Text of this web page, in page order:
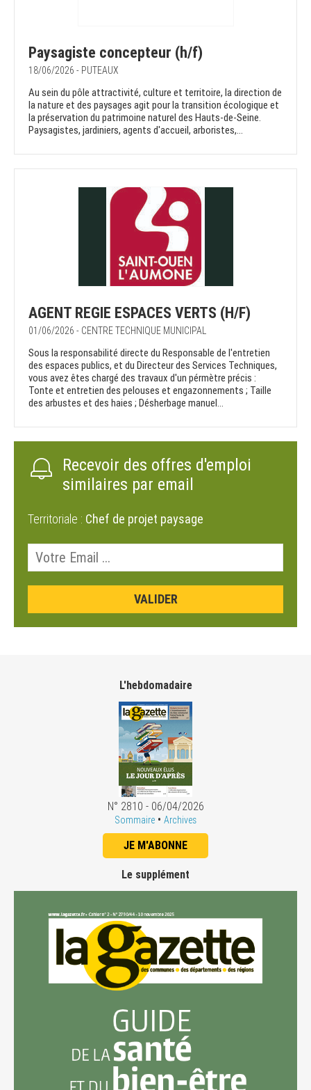
Paysagiste concepteur (h/f)
18/06/2026 - PUTEAUX
Au sein du pôle attractivité, culture et territoire, la direction de
la nature et des paysages agit pour la transition écologique et
la préservation du patrimoine naturel des Hauts-de-Seine.
Paysagistes, jardiniers, agents d'accueil, arboristes,...
AGENT REGIE ESPACES VERTS (H/F)
01/06/2026 - CENTRE TECHNIQUE MUNICIPAL
Sous la responsabilité directe du Responsable de l'entretien
des espaces publics, et du Directeur des Services Techniques,
vous avez êtes chargé des travaux d'un pérmètre précis :
Tonte et entretien des pelouses et engazonnements ; Taille
des arbustes et des haies ; Désherbage manuel...
Recevoir des offres d'emploi
similaires par email
Territoriale : Chef de projet paysage
L'hebdomadaire
N° 2810 - 06/04/2026
Sommaire • Archives
JE M'ABONNE
Le supplément